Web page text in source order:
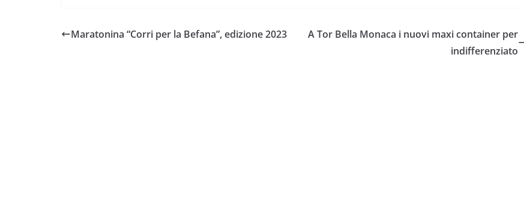
Maratonina “Corri per la Befana”, edizione 2023
A Tor Bella Monaca i nuovi maxi container per
indifferenziato